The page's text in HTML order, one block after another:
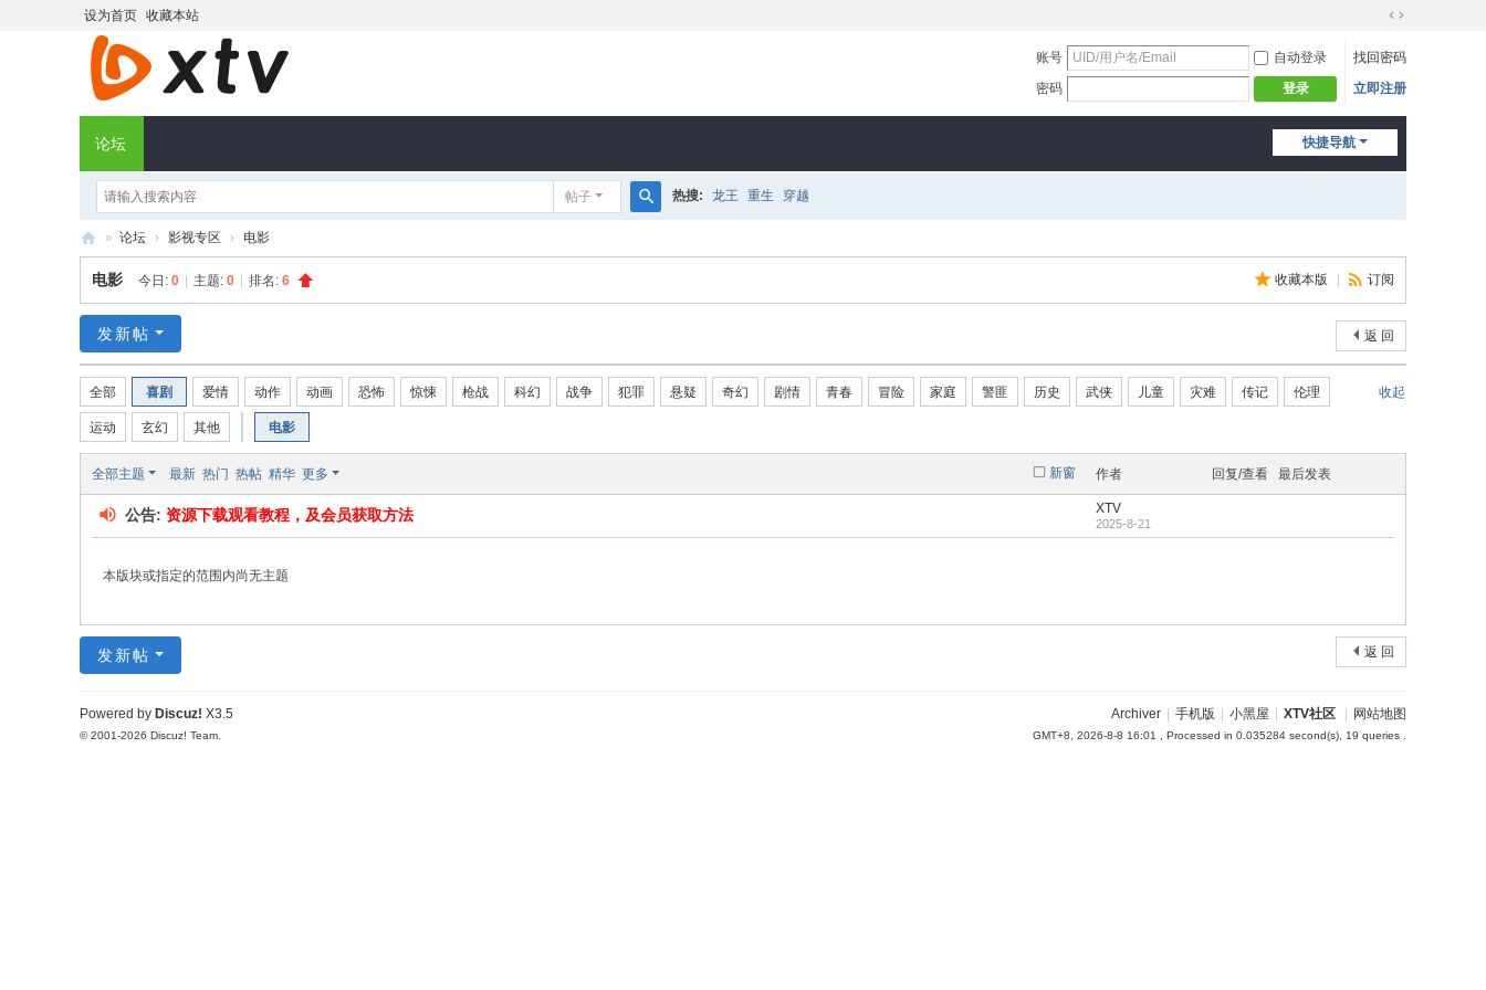
设为首页 收藏本站
换
宽
版
账号 自动登录
找回密码
密码
登录 立即注册
快捷导航
论坛
帖子
索
热搜: 龙王 重生 穿越
T
社
区
» 论坛 › 影视专区 › 电影
收藏本版 订阅
电影 今日: 0 主题: 0 排名: 6
返 回
发新帖
收起
全部 喜剧 爱情 动作 动画 恐怖 惊悚 枪战 科幻 战争 犯罪 悬疑 奇幻 剧情 青春 冒险 家庭 警匪 历史 武侠 儿童 灾难 传记 伦理
运动 玄幻 其他 电影
新窗
全部主题 最新 热门 热帖 精华 更多 作者 回复/查看 最后发表
公告: 资源下载观看教程，及会员获取方法 XTV
2025-8-21
本版块或指定的范围内尚无主题
返 回
发新帖
Archiver 手机版 小黑屋 XTV社区 网站地图
GMT+8, 2026-8-8 16:01 , Processed in 0.035284 second(s), 19 queries .
Powered by Discuz! X3.5
© 2001-2026 Discuz! Team